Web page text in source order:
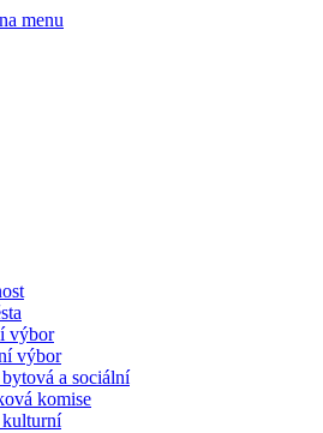
menu
výbor
výbor
a sociální
komise